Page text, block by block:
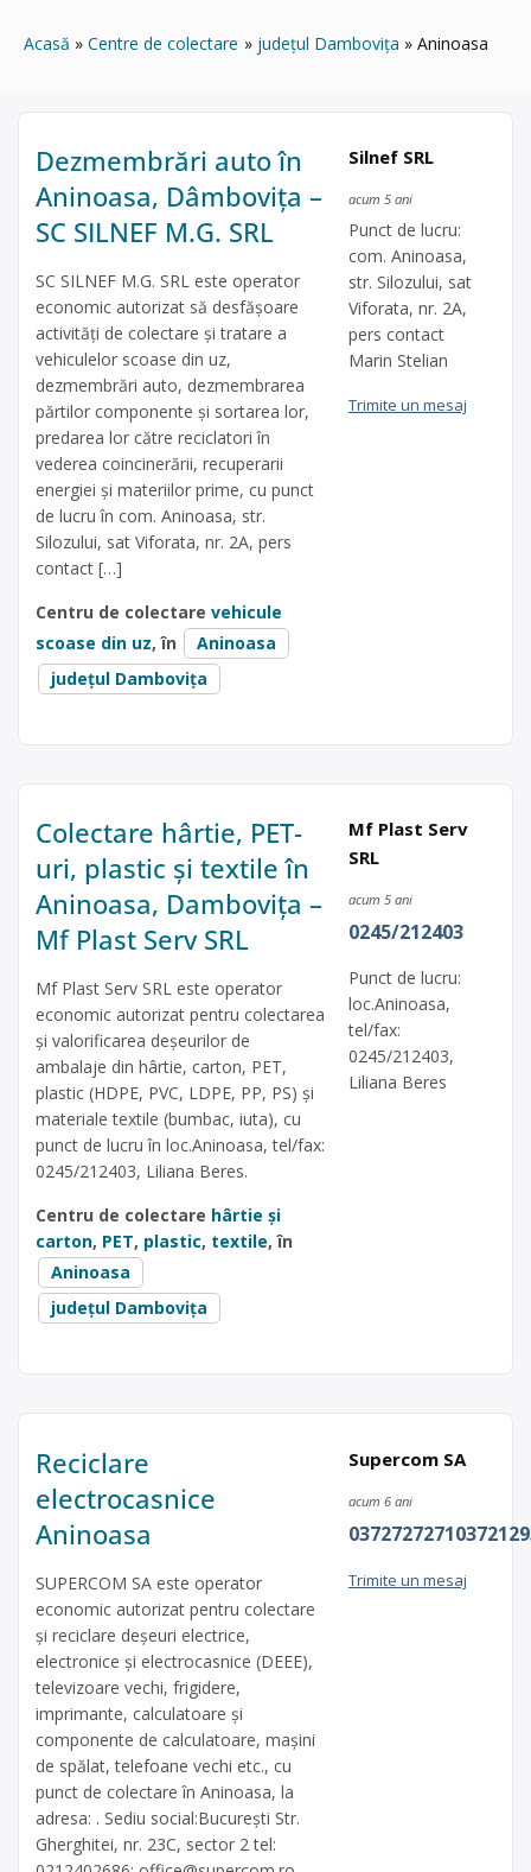
Acasă Centre de colectare județul Dambovița Aninoasa
Dezmembrări auto în
Aninoasa, Dâmbovița –
SC SILNEF M.G. SRL
SC SILNEF M.G. SRL este operator
economic autorizat să desfăşoare
activităţi de colectare şi tratare a
vehiculelor scoase din uz,
dezmembrări auto, dezmembrarea
părtilor componente și sortarea lor,
predarea lor către reciclatori în
vederea coincinerării, recuperarii
energiei și materiilor prime, cu punct
de lucru în com. Aninoasa, str.
Silozului, sat Viforata, nr. 2A, pers
contact […]
Centru de colectare vehicule
scoase din uz, în
Aninoasa
județul Dambovița
Silnef SRL
acum 5 ani
Punct de lucru:
com. Aninoasa,
str. Silozului, sat
Viforata, nr. 2A,
pers contact
Marin Stelian
Trimite un mesaj
Colectare hârtie, PET-
uri, plastic și textile în
Aninoasa, Dambovița –
Mf Plast Serv SRL
Mf Plast Serv SRL este operator
economic autorizat pentru colectarea
și valorificarea deșeurilor de
ambalaje din hârtie, carton, PET,
plastic (HDPE, PVC, LDPE, PP, PS) și
materiale textile (bumbac, iuta), cu
punct de lucru în loc.Aninoasa, tel/fax:
0245/212403, Liliana Beres.
Centru de colectare hârtie și
carton, PET, plastic, textile, în
Aninoasa
județul Dambovița
Mf Plast Serv
SRL
acum 5 ani
0245/212403
Punct de lucru:
loc.Aninoasa,
tel/fax:
0245/212403,
Liliana Beres
Reciclare
electrocasnice
Aninoasa
SUPERCOM SA este operator
economic autorizat pentru colectare
și reciclare deșeuri electrice,
electronice și electrocasnice (DEEE),
televizoare vechi, frigidere,
imprimante, calculatoare și
componente de calculatoare, mașini
de spălat, telefoane vechi etc., cu
punct de colectare în Aninoasa, la
adresa: . Sediu social:București Str.
Gherghitei, nr. 23C, sector 2 tel:
Supercom SA
acum 6 ani
Trimite un mesaj